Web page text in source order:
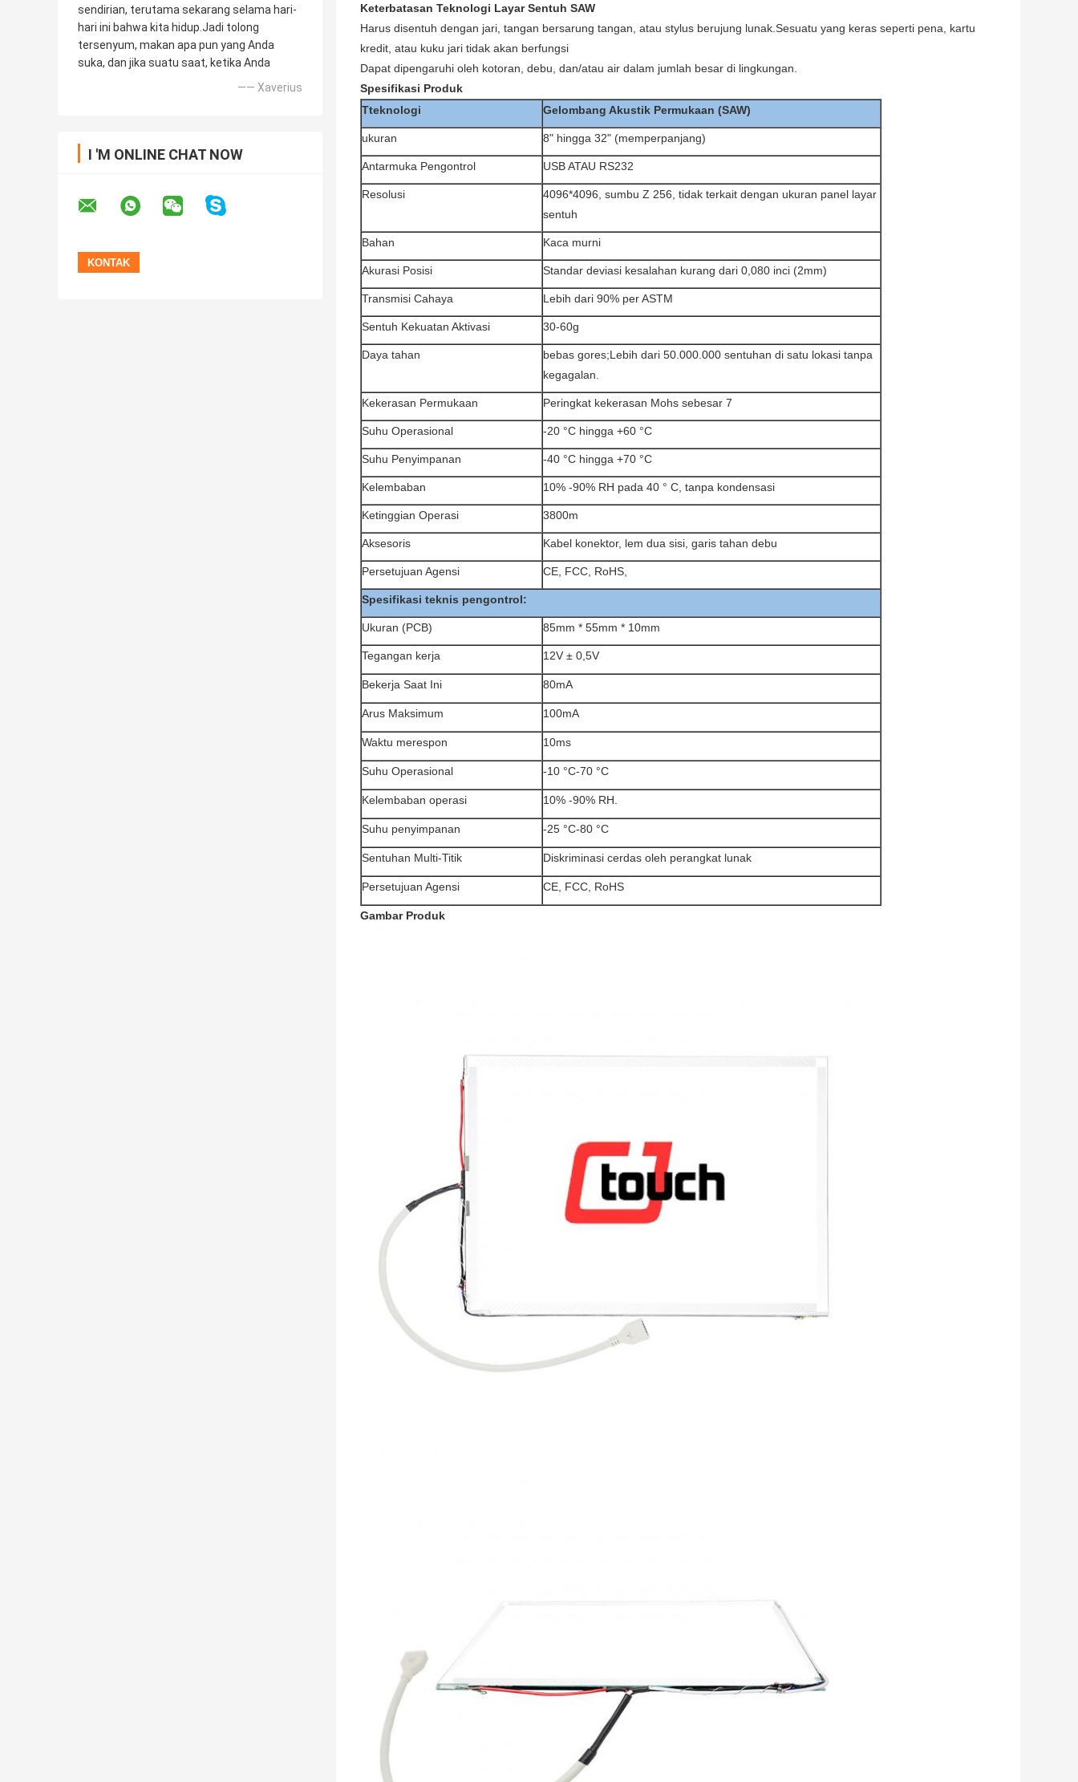
sendirian, terutama sekarang selama hari-
hari ini bahwa kita hidup.Jadi tolong
tersenyum, makan apa pun yang Anda
suka, dan jika suatu saat, ketika Anda
—— Xaverius
I 'M ONLINE CHAT NOW
Keterbatasan Teknologi Layar Sentuh SAW
Harus disentuh dengan jari, tangan bersarung tangan, atau stylus berujung lunak.Sesuatu yang keras seperti pena, kartu
kredit, atau kuku jari tidak akan berfungsi
Dapat dipengaruhi oleh kotoran, debu, dan/atau air dalam jumlah besar di lingkungan.
Spesifikasi Produk
Tteknologi Gelombang Akustik Permukaan (SAW)
ukuran 8" hingga 32" (memperpanjang)
Antarmuka Pengontrol USB ATAU RS232
Resolusi
4096*4096, sumbu Z 256, tidak terkait dengan ukuran panel layar
sentuh
Bahan Kaca murni
Akurasi Posisi Standar deviasi kesalahan kurang dari 0,080 inci (2mm)
Transmisi Cahaya Lebih dari 90% per ASTM
Sentuh Kekuatan Aktivasi 30-60g
Daya tahan
bebas gores;Lebih dari 50.000.000 sentuhan di satu lokasi tanpa
kegagalan.
Kekerasan Permukaan Peringkat kekerasan Mohs sebesar 7
Suhu Operasional -20 °C hingga +60 °C
Suhu Penyimpanan -40 °C hingga +70 °C
Kelembaban 10% -90% RH pada 40 ° C, tanpa kondensasi
Ketinggian Operasi 3800m
Aksesoris Kabel konektor, lem dua sisi, garis tahan debu
Persetujuan Agensi CE, FCC, RoHS,
Spesifikasi teknis pengontrol:
Ukuran (PCB) 85mm * 55mm * 10mm
Tegangan kerja 12V ± 0,5V
Bekerja Saat Ini 80mA
Arus Maksimum 100mA
Waktu merespon 10ms
Suhu Operasional -10 °C-70 °C
Kelembaban operasi 10% -90% RH.
Suhu penyimpanan -25 °C-80 °C
Sentuhan Multi-Titik Diskriminasi cerdas oleh perangkat lunak
Persetujuan Agensi CE, FCC, RoHS
Gambar Produk